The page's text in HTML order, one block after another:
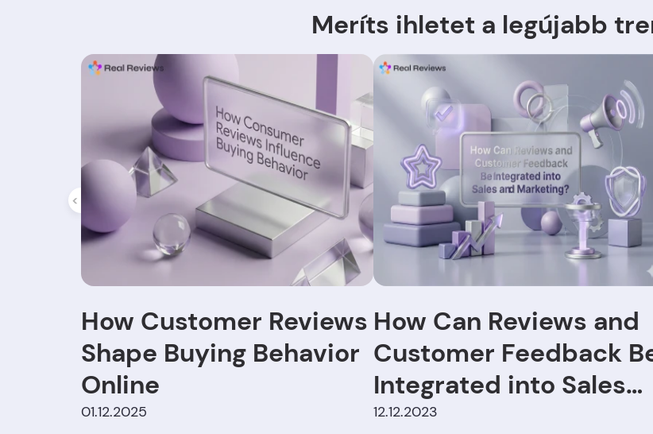
Meríts ihletet a legújabb
How Customer Reviews
Shape Buying Behavior
Online
01.12.2025
How Can Reviews and
Customer Feedback
Integrated into Sales
and Marketing?
12.12.2023